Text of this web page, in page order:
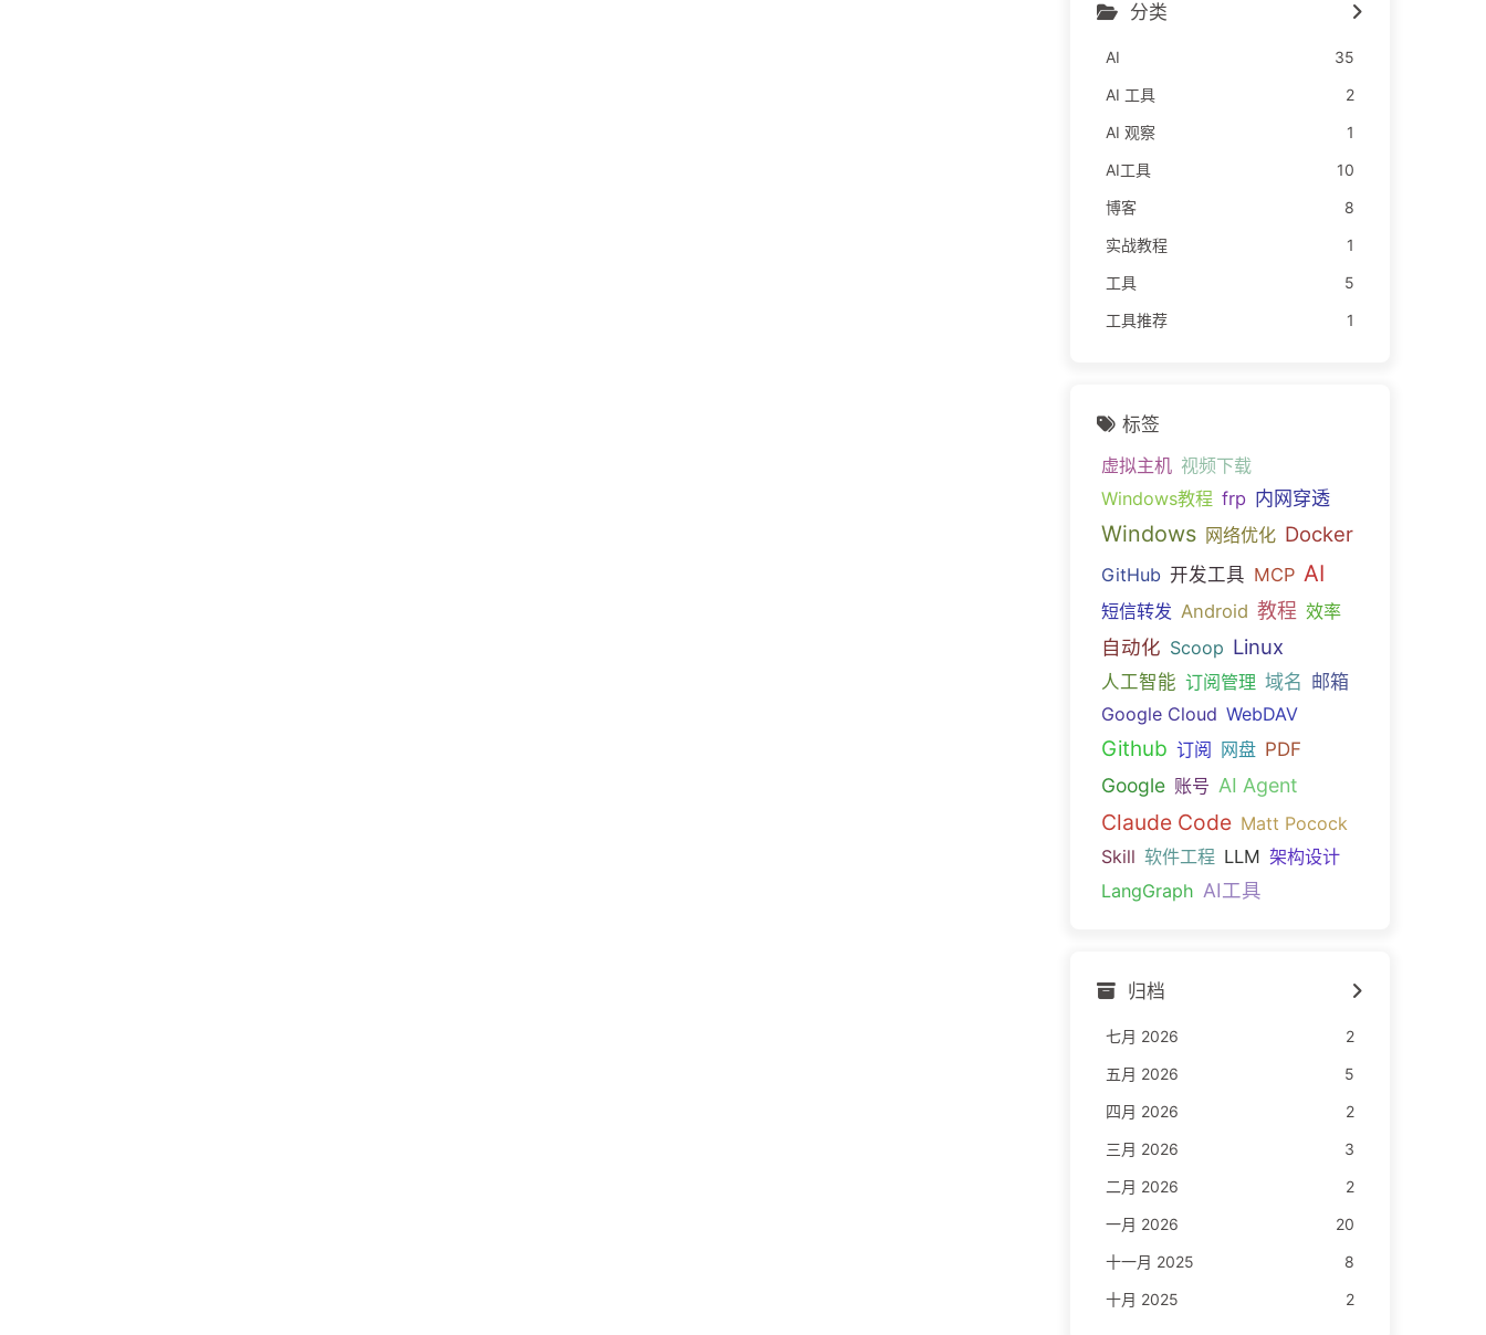
分类
AI
35
AI 工具
2
AI 观察
1
AI工具
10
博客
8
实战教程
1
工具
5
工具推荐
1
标签
虚拟主机 视频下载
Windows教程 frp 内网穿透
Windows 网络优化 Docker
GitHub 开发工具 MCP AI
短信转发 Android 教程 效率
自动化 Scoop Linux
人工智能 订阅管理 域名 邮箱
Google Cloud WebDAV
Github 订阅 网盘 PDF
Google 账号 AI Agent
Claude Code Matt Pocock
Skill 软件工程 LLM 架构设计
LangGraph AI工具
归档
七月 2026
2
五月 2026
5
四月 2026
2
三月 2026
3
二月 2026
2
一月 2026
20
十一月 2025
8
十月 2025
2